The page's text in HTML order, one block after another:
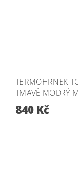
TERMOHRNEK
TMAVĚ MODRÝ
840 Kč